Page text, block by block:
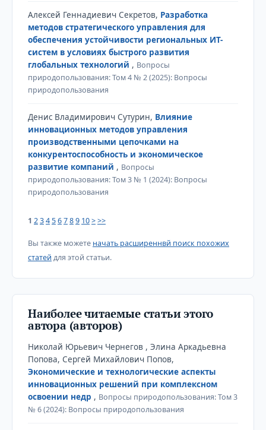
Алексей Геннадиевич Секретов, Разработка
методов стратегического управления для
обеспечения устойчивости региональных ИТ-
систем в условиях быстрого развития
глобальных технологий , Вопросы
природопользования: Том 4 № 2 (2025): Вопросы
природопользования
Денис Владимирович Сутурин, Влияние
инновационных методов управления
производственными цепочками на
конкурентоспособность и экономическое
развитие компаний , Вопросы
природопользования: Том 3 № 1 (2024): Вопросы
природопользования
1 23456789 10>>>
Вы также можете начать расширеннвй поиск похожих
статей для этой статьи.
Наиболее читаемые статьи этого
автора (авторов)
Николай Юрьевич Чернегов , Элина Аркадьевна
Попова, Сергей Михайлович Попов,
Экономические и технологические аспекты
инновационных решений при комплексном
освоении недр , Вопросы природопользования: Том 3
№ 6 (2024): Вопросы природопользования